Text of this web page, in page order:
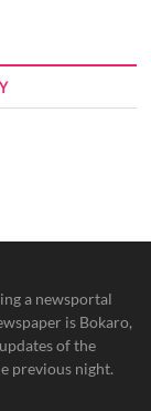
a newsportal
is Bokaro,
of the
previous night.